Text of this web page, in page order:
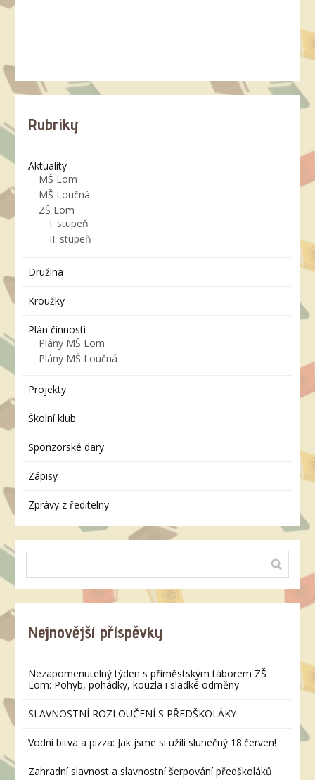
Rubriky
Aktuality
MŠ Lom
MŠ Loučná
ZŠ Lom
I. stupeň
II. stupeň
Družina
Kroužky
Plán činnosti
Plány MŠ Lom
Plány MŠ Loučná
Projekty
Školní klub
Sponzorské dary
Zápisy
Zprávy z ředitelny
Nejnovější příspěvky
Nezapomenutelný týden s příměstským táborem ZŠ
Lom: Pohyb, pohádky, kouzla i sladké odměny
SLAVNOSTNÍ ROZLOUČENÍ S PŘEDŠKOLÁKY
Vodní bitva a pizza: Jak jsme si užili slunečný 18.červen!
Zahradní slavnost a slavnostní šerpování předškoláků